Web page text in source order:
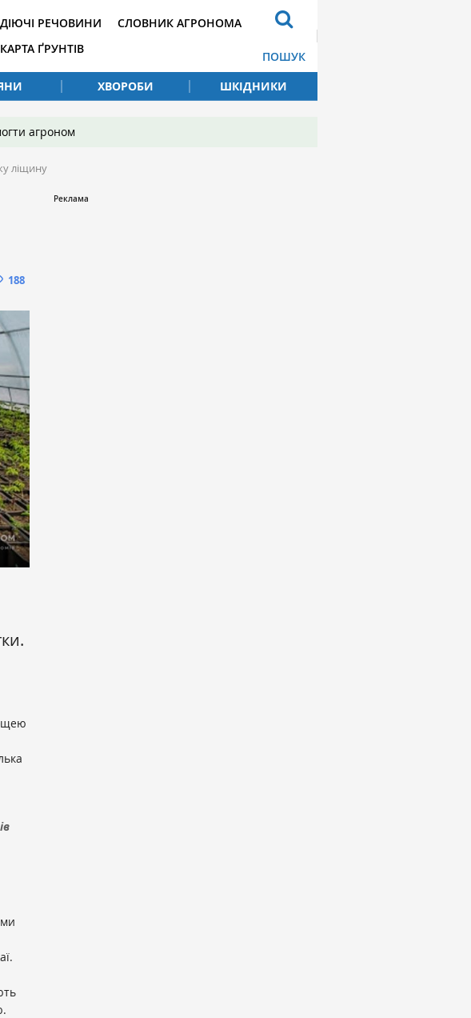
ДІЮЧІ РЕЧОВИНИ
КАРТА ҐРУНТІВ
СЛОВНИК АГРОНОМА
ПОШУК
ХВОРОБИ ШКІДНИКИ
агроном
ліщину
188